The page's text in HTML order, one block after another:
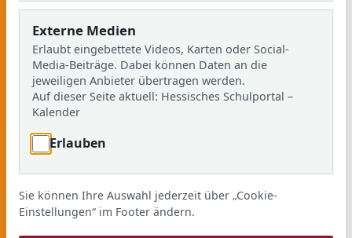
Wir haben gerade
Sommerferien!
Zeitraum:26.07.2026, 10:25 Uhrbis
10.08.2026, 07:50 Uhr
TAGE
03
MINUTEN
46
SEKUNDEN
19
Externe Medien
Erlaubt eingebettete Videos, Karten oder Social-
Media-Beiträge. Dabei können Daten an die
jeweiligen Anbieter übertragen werden.
Auf dieser Seite aktuell: Hessisches Schulportal –
Kalender
Erlauben
Sie können Ihre Auswahl jederzeit über „Cookie-
Einstellungen“ im Footer ändern.